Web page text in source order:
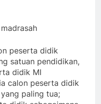
peserta didik
satuan pendidikan,
didik MI
calon peserta didik
paling tua;